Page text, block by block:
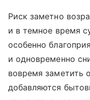
Риск заметно
и в темное время
особенно
и одновременно
вовремя заметить
добавляются